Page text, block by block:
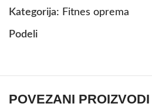
Kategorija: Fitnes oprema
Podeli
POVEZANI PROIZVODI